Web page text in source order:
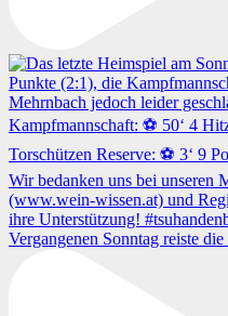
Vergangenen Sonntag reiste